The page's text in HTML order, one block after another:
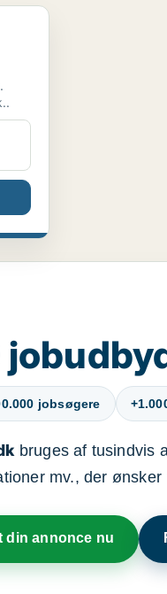
jobsøgere
bruges af tusindvis
mv., der
din annonce nu